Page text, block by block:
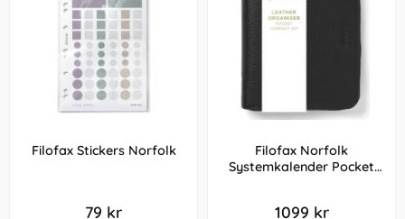
Filofax Stickers Norfolk
79 kr
Filofax Norfolk
Systemkalender Pocket
1099 kr